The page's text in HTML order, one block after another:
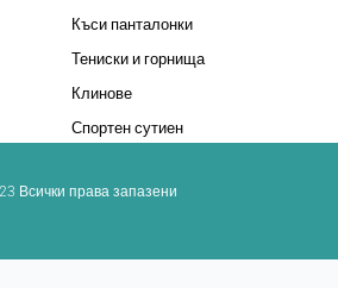
Къси панталонки
Тениски и горнища
Клинове
Спортен сутиен
Всички права запазени